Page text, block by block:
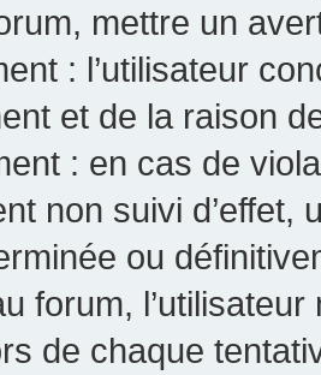
mettre un
: l’utilisateur
et de la raison
: en cas de
non suivi d’effet,
ou
forum,
de chaque